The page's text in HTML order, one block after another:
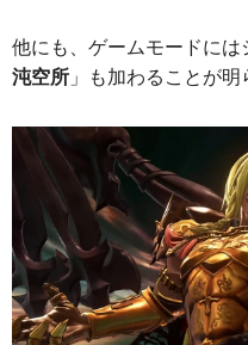
他にも、ゲームモードに
沌空所」も加わることが明